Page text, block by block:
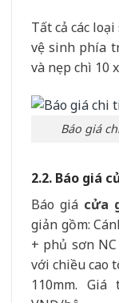
Tất cả các
vệ sinh phía
và nẹp chì 10
Báo giá
2.2. Báo giá
Báo giá cửa
giản gồm:
+ phủ sơn
với chiều cao
110mm.